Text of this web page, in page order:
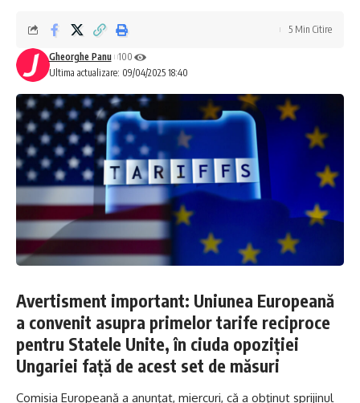
Ultima actualizare: 09/04/2025 18:40
Gheorghe Panu 100
5 Min Citire
Avertisment important: Uniunea Europeană
a convenit asupra primelor tarife reciproce
pentru Statele Unite, în ciuda opoziției
Ungariei față de acest set de măsuri
Comisia Europeană a anunţat, miercuri, că a obţinut sprijinul